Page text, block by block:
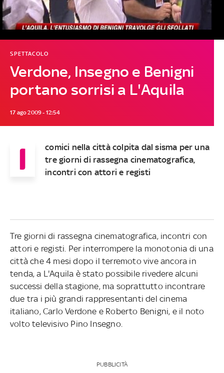
Verdone, Insegno e Benigni
portano sorrisi a L'Aquila
SPETTACOLO
17 ago 2009 - 12:54
I
comici nella città colpita dal sisma per una
tre giorni di rassegna cinematografica,
incontri con attori e registi
Tre giorni di rassegna cinematografica, incontri con
attori e registi. Per interrompere la monotonia di una
città che 4 mesi dopo il terremoto vive ancora in
tenda, a L'Aquila è stato possibile rivedere alcuni
successi della stagione, ma soprattutto incontrare
due tra i più grandi rappresentanti del cinema
italiano, Carlo Verdone e Roberto Benigni, e il noto
volto televisivo Pino Insegno.
PUBBLICITÀ